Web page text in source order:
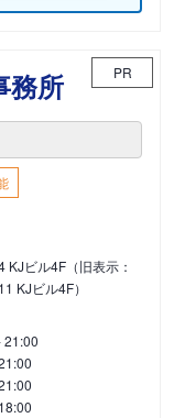
務所 PR
KJビル4F（旧表示：
KJビル4F）
21:00